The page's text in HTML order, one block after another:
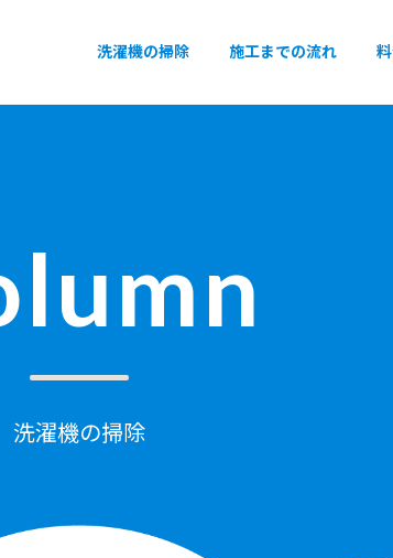
洗濯機の掃除 施工までの流れ
洗濯機の掃除